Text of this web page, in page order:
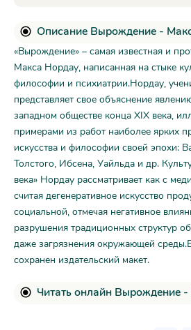
Описание Вырождение -
«Вырождение» – самая известная и
Макса Нордау, написанная на стыке
философии и психиатрии.Нордау,
представляет свое объяснение
западном обществе конца XIX века,
примерами из работ наиболее ярких
искусства и философии своей эпохи:
Толстого, Ибсена, Уайльда и др.
века» Нордау рассматривает как с
считая дегенеративное искусство
социальной, отмечая негативное
разрушения традиционных структур
даже загрязнения окружающей
сохранен издательский макет.
Читать онлайн Вырождение